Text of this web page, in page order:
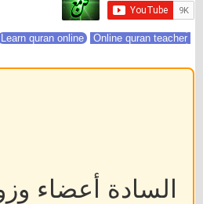
quran online Online quran teacher
السادة أعضاء